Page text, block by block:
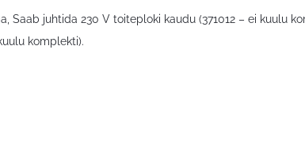
Saab juhtida 230 V toiteploki kaudu (371012 – ei kuulu
komplekti).